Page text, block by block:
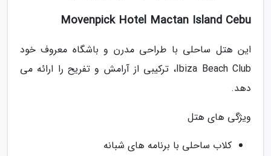
Movenpick Hotel Mactan Island Cebu
این هتل ساحلی با طراحی مدرن و باشگاه معروف خود
Ibiza Beach Club، ترکیبی از آرامش و تفریح را ارائه می
دهد.
ویژگی های هتل
کلاب ساحلی با برنامه های شبانه